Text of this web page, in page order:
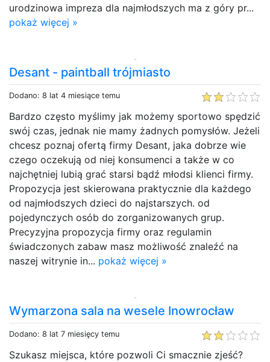
urodzinowa impreza dla najmłodszych ma z góry pr...
pokaż więcej »
Desant - paintball trójmiasto
Dodano: 8 lat 4 miesiące temu
Bardzo często myślimy jak możemy sportowo spędzić
swój czas, jednak nie mamy żadnych pomysłów. Jeżeli
chcesz poznaj ofertą firmy Desant, jaka dobrze wie
czego oczekują od niej konsumenci a także w co
najchętniej lubią grać starsi bądź młodsi klienci firmy.
Propozycja jest skierowana praktycznie dla każdego
od najmłodszych dzieci do najstarszych. od
pojedynczych osób do zorganizowanych grup.
Precyzyjna propozycja firmy oraz regulamin
świadczonych zabaw masz możliwość znaleźć na
naszej witrynie in... pokaż więcej »
Wymarzona sala na wesele Inowrocław
Dodano: 8 lat 7 miesięcy temu
Szukasz miejsca, które pozwoli Ci smacznie zjeść?